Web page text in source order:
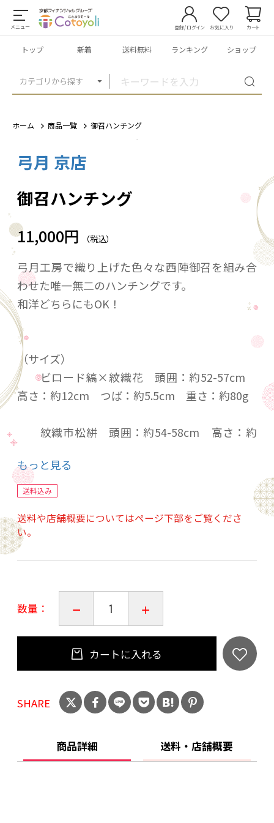
メニュー
カテゴリから探す
登録/ログイン お気に入り カート
トップ 新着 送料無料 ランキング ショップ
ホーム 商品一覧 御召ハンチング
弓月 京店
御召ハンチング
11,000円 （税込）
弓月工房で織り上げた色々な西陣御召を組み合
わせた唯一無二のハンチングです。
和洋どちらにもOK！
（サイズ）
ビロード縞×紋織花 頭囲：約52-57cm
高さ：約12cm つば：約5.5cm 重さ：約80g
紋織市松絣 頭囲：約54-58cm 高さ：約
紋紗ﾊﾞﾃｨｯｸ柄×無地 頭囲：約50-58cm
※ビロード縞×紋織花、紋紗バティック柄×無
地は品切れしております。
【種類選択方法】
購入時に「ご注文手続き」画面の「お問い合
わせ欄」に、
ご希望の色名を必ずご入力していただきますよ
うお願い申し上げます。
もっと見る
送料込み
送料や店舗概要についてはページ下部をご覧くださ
い。
数量：
カートに入れる
SHARE
商品詳細 送料・店舗概要